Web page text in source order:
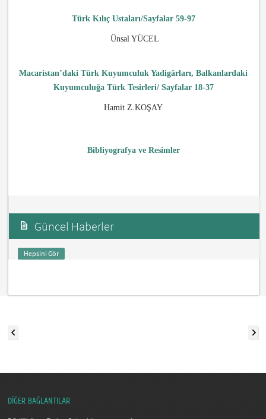
Türk Kılıç Ustaları/Sayfalar 59-97
Ünsal YÜCEL
Macaristan’daki Türk Kuyumculuk Yadigârları, Bal­kanlardaki
Kuyumculuğa Türk Tesirleri/ Sayfalar 18-37
Hamit Z.KOŞAY
Bibliyografya ve Resimler
Güncel Haberler
Hepsini Gör
DİĞER BAĞLANTILAR